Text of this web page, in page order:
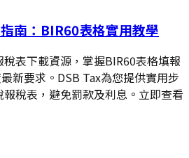
南：BIR60表格實用教學
表下載資源，掌握BIR60表格填報
新要求。DSB Tax為您提供實用步
稅表，避免罰款及利息。立即查看